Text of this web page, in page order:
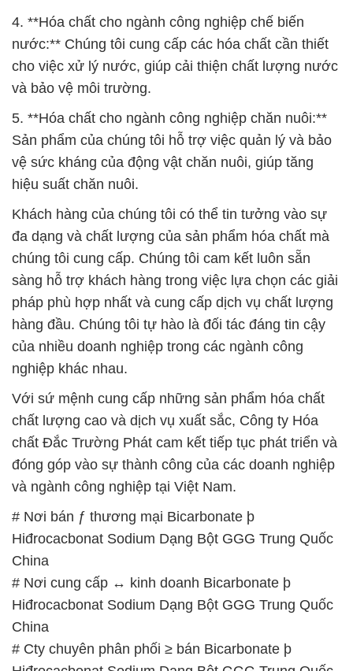
5. **Hóa chất cho ngành công nghiệp chăn nuôi:**
Sản phẩm của chúng tôi hỗ trợ việc quản lý và bảo
vệ sức kháng của động vật chăn nuôi, giúp tăng
hiệu suất chăn nuôi.
Khách hàng của chúng tôi có thể tin tưởng vào sự
đa dạng và chất lượng của sản phẩm hóa chất mà
chúng tôi cung cấp. Chúng tôi cam kết luôn sẵn
sàng hỗ trợ khách hàng trong việc lựa chọn các giải
pháp phù hợp nhất và cung cấp dịch vụ chất lượng
hàng đầu. Chúng tôi tự hào là đối tác đáng tin cậy
của nhiều doanh nghiệp trong các ngành công
nghiệp khác nhau.
Với sứ mệnh cung cấp những sản phẩm hóa chất
chất lượng cao và dịch vụ xuất sắc, Công ty Hóa
chất Đắc Trường Phát cam kết tiếp tục phát triển và
đóng góp vào sự thành công của các doanh nghiệp
và ngành công nghiệp tại Việt Nam.
# Nơi bán ƒ thương mại Bicarbonate þ
Hiđrocacbonat Sodium Dạng Bột GGG Trung Quốc
China
# Nơi cung cấp ↔ kinh doanh Bicarbonate þ
Hiđrocacbonat Sodium Dạng Bột GGG Trung Quốc
China
# Cty chuyên phân phối ≥ bán Bicarbonate þ
Hiđrocacbonat Sodium Dạng Bột GGG Trung Quốc
China
# Đơn vị chuyên cung cấp | kinh doanh Bicarbonate
þ Hiđrocacbonat Sodium Dạng Bột GGG Trung
Quốc China